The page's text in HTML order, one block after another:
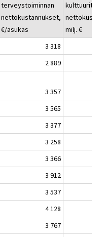
terveystoiminnan
nettokustannukset,
€/asukas
milj. €
3 318
2 889
3 357
3 565
3 377
3 258
3 366
3 912
3 537
4 128
3 767